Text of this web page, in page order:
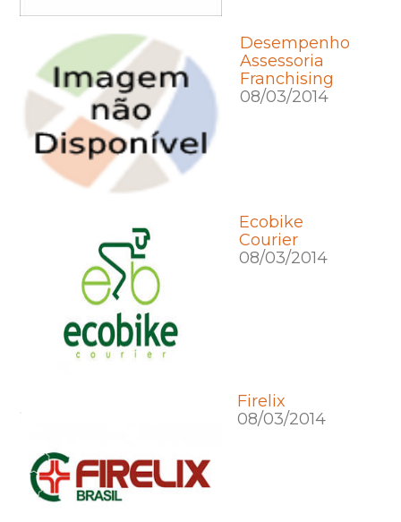
Desempenho
Assessoria
Franchising
08/03/2014
Ecobike
Courier
08/03/2014
Firelix
08/03/2014